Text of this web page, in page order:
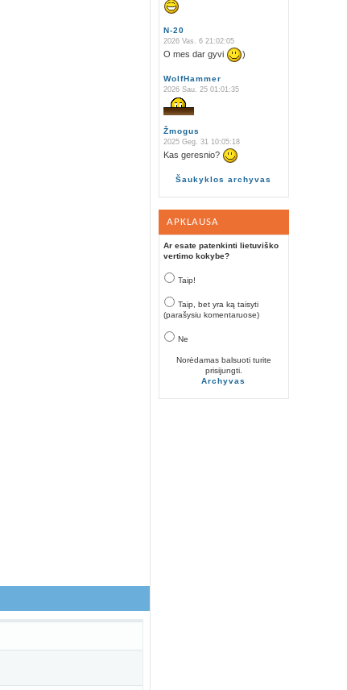
N-20
2026 Vas. 6 21:02:05
O mes dar gyvi )
WolfHammer
2026 Sau. 25 01:01:35
Žmogus
2025 Geg. 31 10:05:18
Kas geresnio?
Šaukyklos archyvas
APKLAUSA
Ar esate patenkinti lietuviško
vertimo kokybe?
Taip!
Taip, bet yra ką taisyti
(parašysiu komentaruose)
Ne
Norėdamas balsuoti turite
prisijungti.
Archyvas